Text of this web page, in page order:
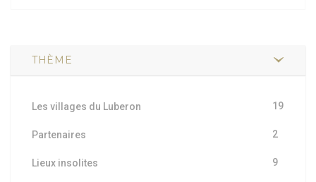
THÈME
Les villages du Luberon 19
Partenaires 2
Lieux insolites 9